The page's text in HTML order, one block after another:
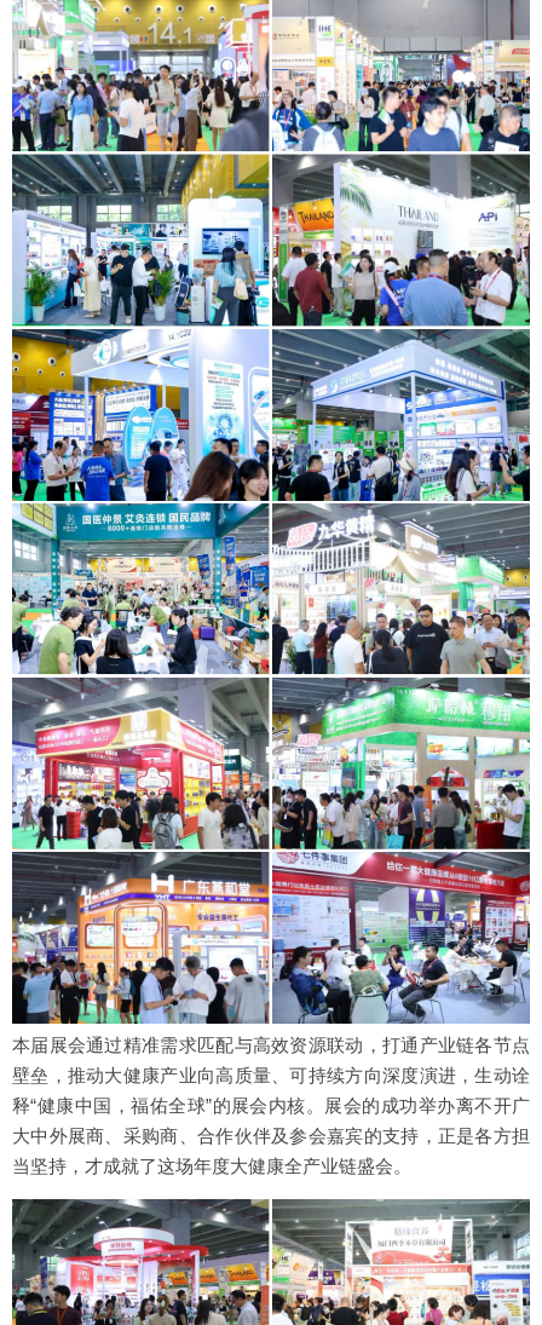
本届展会通过精准需求匹配与高效资源联动，打通产业链各节点
壁垒，推动大健康产业向高质量、可持续方向深度演进，生动诠
释“健康中国，福佑全球”的展会内核。展会的成功举办离不开广
大中外展商、采购商、合作伙伴及参会嘉宾的支持，正是各方担
当坚持，才成就了这场年度大健康全产业链盛会。